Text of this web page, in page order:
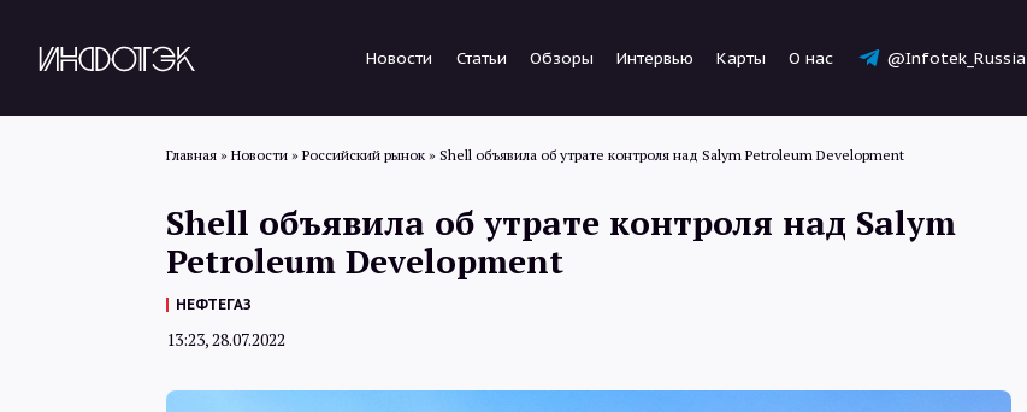
Новости Статьи Обзоры Интервью Карты О нас @Infotek_Russia
Статьи
Главная » Новости » Российский рынок » Shell объявила об утрате контроля над Salym Petroleum Development
Shell объявила об утрате контроля над Salym
Petroleum Development
НЕФТЕГАЗ
13:23, 28.07.2022